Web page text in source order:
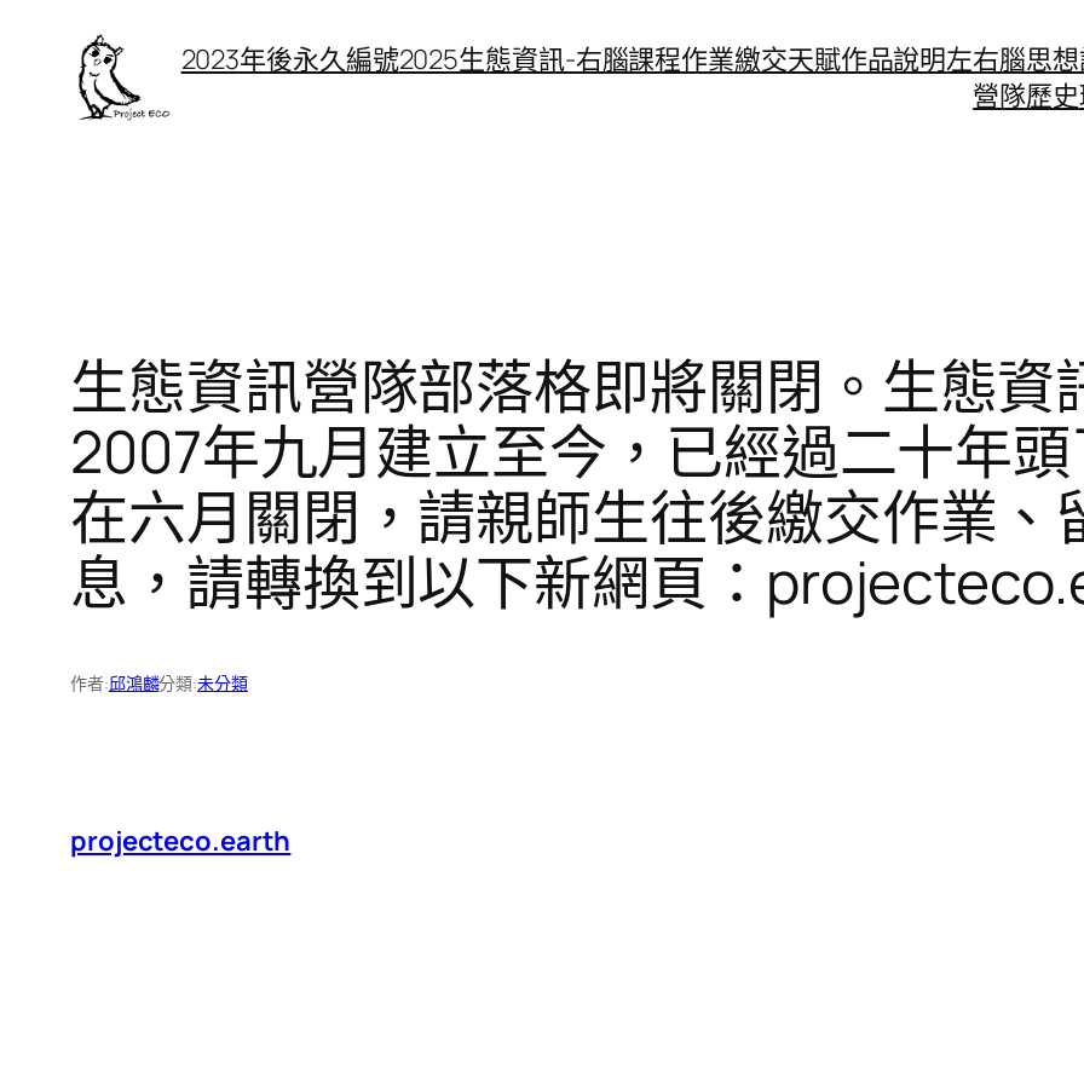
2023年後永久編號2025生態資訊-右腦課程作業繳交天賦作品說明左右腦思
營隊歷史
生態資訊營隊部落格即將關閉。生態資
2007年九月建立至今，已經過二十年
在六月關閉，請親師生往後繳交作業、
息，請轉換到以下新網頁：
作者:邱鴻麟分類:未分類
projecteco.earth